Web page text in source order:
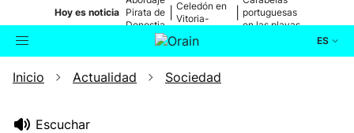
Hoy es noticia Pirata de
Donostia
Celedón en
Vitoria-
portuguesas
en las playas
ES
Buscador Actualidad
Inicio Actualidad Sociedad
Escuchar